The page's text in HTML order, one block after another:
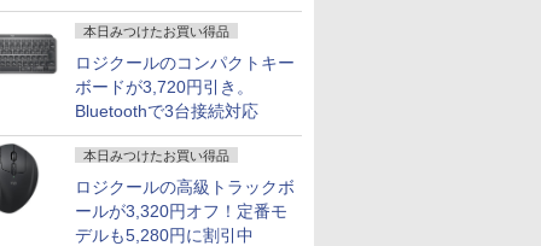
引
本日みつけたお買い得品
ロジクールのコンパクトキー
ボードが3,720円引き。
Bluetoothで3台接続対応
本日みつけたお買い得品
ロジクールの高級トラックボ
ールが3,320円オフ！定番モ
デルも5,280円に割引中